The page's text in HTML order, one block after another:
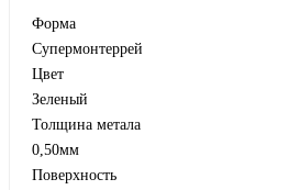
Форма
Супермонтеррей
Цвет
Зеленый
Толщина метала
0,50мм
Поверхность